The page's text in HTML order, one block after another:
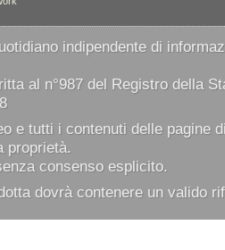
indipendente di
al n°987 del Registro della
e tutti i contenuti delle pagine
proprietà.
consenso esplicito.
dovrà contenere un valido